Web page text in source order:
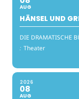
AUG
HÄNSEL UND
DIE DRAMATISCHE
: Theater
2026
08
AUG